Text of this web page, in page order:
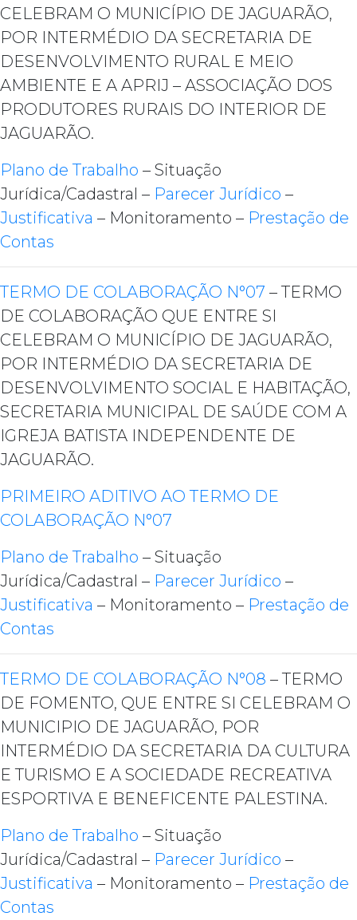
CELEBRAM O MUNICÍPIO DE JAGUARÃO,
POR INTERMÉDIO DA SECRETARIA DE
DESENVOLVIMENTO RURAL E MEIO
AMBIENTE E A APRIJ – ASSOCIAÇÃO DOS
PRODUTORES RURAIS DO INTERIOR DE
JAGUARÃO.
Plano de Trabalho – Situação
Jurídica/Cadastral – Parecer Jurídico –
Justificativa – Monitoramento – Prestação de
Contas
TERMO DE COLABORAÇÃO N°07 – TERMO
DE COLABORAÇÃO QUE ENTRE SI
CELEBRAM O MUNICÍPIO DE JAGUARÃO,
POR INTERMÉDIO DA SECRETARIA DE
DESENVOLVIMENTO SOCIAL E HABITAÇÃO,
SECRETARIA MUNICIPAL DE SAÚDE COM A
IGREJA BATISTA INDEPENDENTE DE
JAGUARÃO.
PRIMEIRO ADITIVO AO TERMO DE
COLABORAÇÃO N°07
Plano de Trabalho – Situação
Jurídica/Cadastral – Parecer Jurídico –
Justificativa – Monitoramento – Prestação de
Contas
TERMO DE COLABORAÇÃO N°08 – TERMO
DE FOMENTO, QUE ENTRE SI CELEBRAM O
MUNICIPIO DE JAGUARÃO, POR
INTERMÉDIO DA SECRETARIA DA CULTURA
E TURISMO E A SOCIEDADE RECREATIVA
ESPORTIVA E BENEFICENTE PALESTINA.
Plano de Trabalho – Situação
Jurídica/Cadastral – Parecer Jurídico –
Justificativa – Monitoramento – Prestação de
Contas